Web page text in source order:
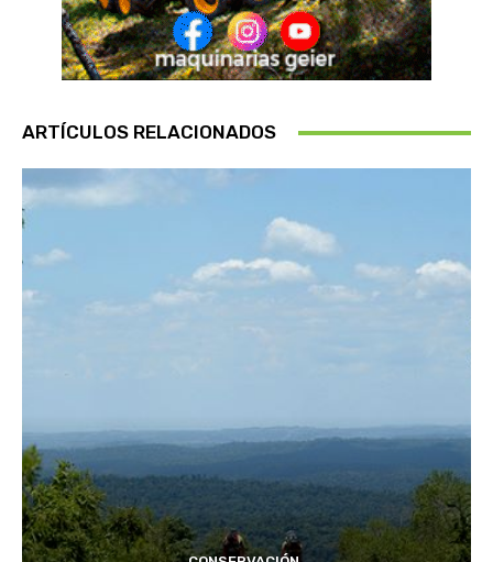
ARTÍCULOS RELACIONADOS